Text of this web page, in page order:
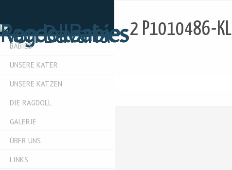
BABIES
UNSERE KATER
UNSERE KATZEN
DIE RAGDOLL
GALERIE
ÜBER UNS
LINKS
2 P1010486-KL